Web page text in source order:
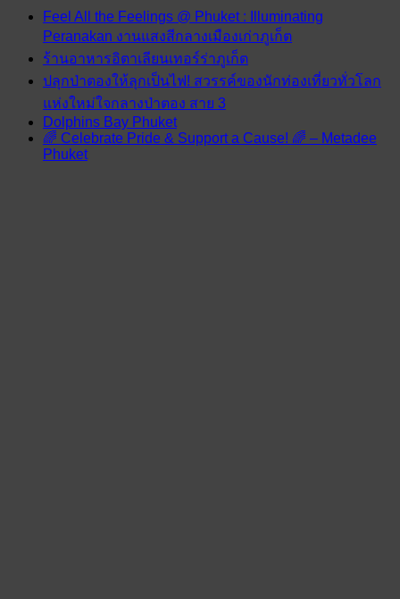
Feel All the Feelings @ Phuket : Illuminating
Peranakan งานแสงสีกลางเมืองเก่าภูเก็ต
ร้านอาหารอิตาเลียนเทอร์ร่าภูเก็ต
ปลุกป่าตองให้ลุกเป็นไฟ! สวรรค์ของนักท่องเที่ยวทั่วโลก
แห่งใหม่ใจกลางป่าตอง สาย 3
Dolphins Bay Phuket
🌈 Celebrate Pride & Support a Cause! 🌈 – Metadee
Phuket